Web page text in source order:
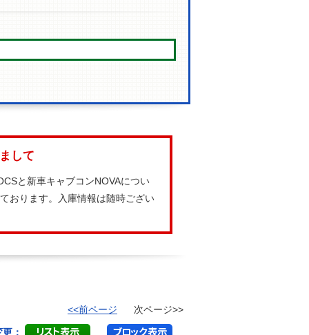
して
と新車キャブコンNOVAについ
おります。入庫情報は随時ござい
<<前ページ 次ページ>>
：